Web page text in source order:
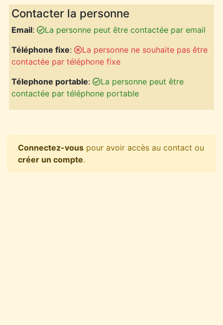
Contacter la personne
Email:
La personne peut être contactée par email
Téléphone fixe:
La personne ne souhaite pas être
contactée par téléphone fixe
Télephone portable:
La personne peut être
contactée par téléphone portable
Connectez-vous pour avoir accès au contact ou
créer un compte.